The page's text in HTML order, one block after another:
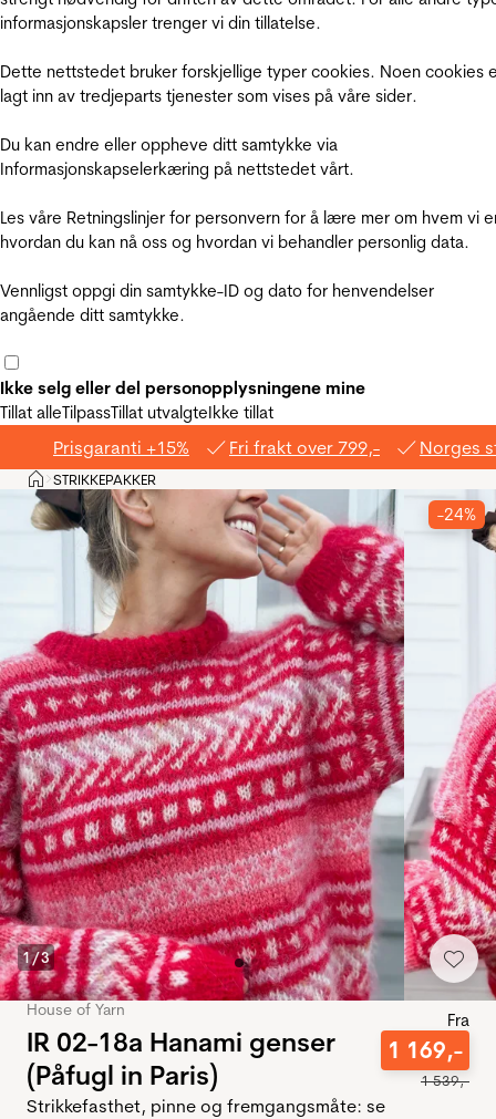
informasjonskapsler trenger vi din tillatelse.
Dette nettstedet bruker forskjellige typer cookies. Noen cookies
lagt inn av tredjeparts tjenester som vises på våre sider.
Du kan endre eller oppheve ditt samtykke via
Informasjonskapselerkæring på nettstedet vårt.
Les våre Retningslinjer for personvern for å lære mer om hvem vi
hvordan du kan nå oss og hvordan vi behandler personlig data.
Vennligst oppgi din samtykke-ID og dato for henvendelser
angående ditt samtykke.
Ikke selg eller del personopplysningene mine
Tillat alleTilpassTillat utvalgteIkke tillat
Prisgaranti +15% Fri frakt over 799,- Norges
Hjem
>STRIKKEPAKKER
1/3
-24%
House of Yarn
IR 02-18a Hanami genser
(Påfugl in Paris)
Fra
1 169,-
1539,-
Strikkefasthet, pinne og fremgangsmåte: se